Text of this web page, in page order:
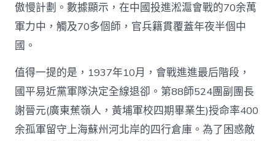
傲慢計劃。數據顯示，在中國投進淞滬會戰的70余萬
軍力中，觸及70多個師，官兵籍貫覆蓋年夜半個中
國。
值得一提的是，1937年10月，會戰進進最后階段，
國平易近黨軍隊決定全線退卻。第88師524團副團長
謝晉元(廣東蕉嶺人，黃埔軍校四期畢業生)授命率400
余孤軍留守上海蘇州河北岸的四行倉庫。為了困惑敵